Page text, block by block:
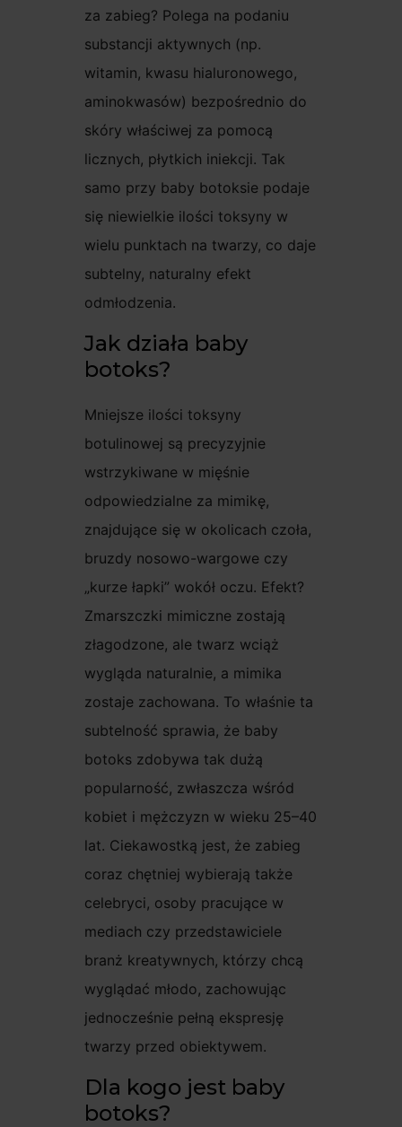
za zabieg? Polega na podaniu
substancji aktywnych (np.
witamin, kwasu hialuronowego,
aminokwasów) bezpośrednio do
skóry właściwej za pomocą
licznych, płytkich iniekcji. Tak
samo przy baby botoksie podaje
się niewielkie ilości toksyny w
wielu punktach na twarzy, co daje
subtelny, naturalny efekt
odmłodzenia.
Jak działa baby
botoks?
Mniejsze ilości toksyny
botulinowej są precyzyjnie
wstrzykiwane w mięśnie
odpowiedzialne za mimikę,
znajdujące się w okolicach czoła,
bruzdy nosowo-wargowe czy
„kurze łapki” wokół oczu. Efekt?
Zmarszczki mimiczne zostają
złagodzone, ale twarz wciąż
wygląda naturalnie, a mimika
zostaje zachowana. To właśnie ta
subtelność sprawia, że baby
botoks zdobywa tak dużą
popularność, zwłaszcza wśród
kobiet i mężczyzn w wieku 25–40
lat. Ciekawostką jest, że zabieg
coraz chętniej wybierają także
celebryci, osoby pracujące w
mediach czy przedstawiciele
branż kreatywnych, którzy chcą
wyglądać młodo, zachowując
jednocześnie pełną ekspresję
twarzy przed obiektywem.
Dla kogo jest baby
botoks?